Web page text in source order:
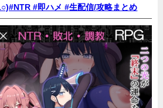
#即ハメ #生配信/攻略まとめ